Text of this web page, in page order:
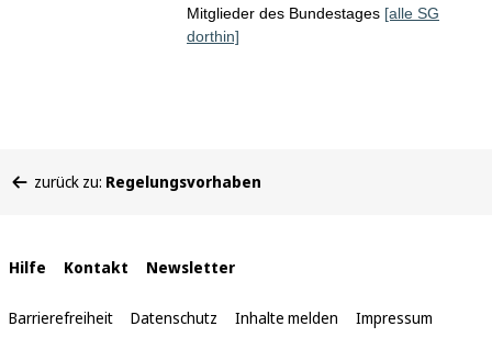
Mitglieder des Bundestages [alle SG
dorthin]
befinden
zurück zu: Regelungsvorhaben
Interne
Links
Hilfe Kontakt Newsletter
Barrierefreiheit Datenschutz Inhalte melden Impressum